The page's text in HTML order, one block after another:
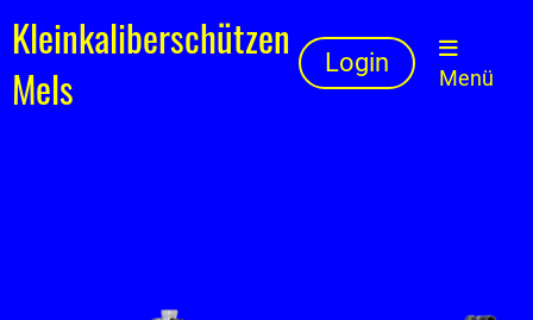
Kleinkaliberschützen
Mels
Login
Menü